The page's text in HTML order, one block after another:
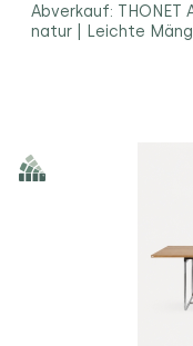
Abverkauf: THONET
natur | Leichte